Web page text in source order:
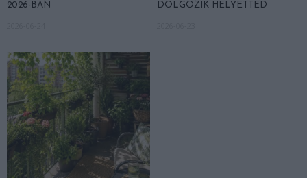
2026-BAN
DOLGOZIK HELYETTED